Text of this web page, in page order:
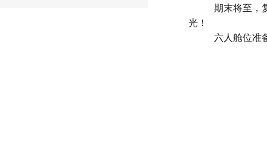
期末将至，
光 ！
六人舱位准